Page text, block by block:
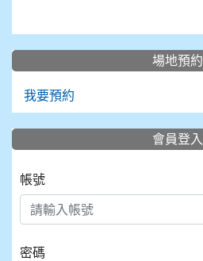
場地預約
我要預約
會員登入
帳號
密碼